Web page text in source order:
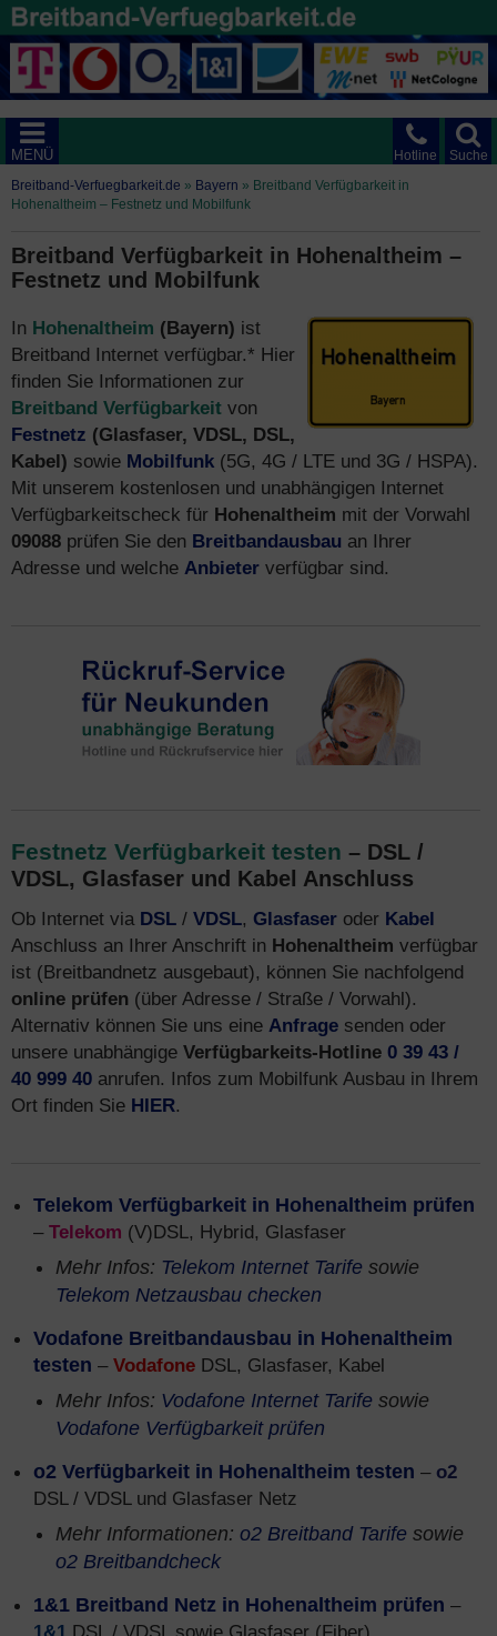
Suche
Hotline
MENÜ
Breitband-Verfuegbarkeit.de » Bayern » Breitband Verfügbarkeit in
Hohenaltheim – Festnetz und Mobilfunk
Breitband Verfügbarkeit in Hohenaltheim –
Festnetz und Mobilfunk
In Hohenaltheim (Bayern) ist
Breitband Internet verfügbar.* Hier
finden Sie Informationen zur
Breitband Verfügbarkeit von
Festnetz (Glasfaser, VDSL, DSL,
Kabel) sowie Mobilfunk (5G, 4G / LTE und 3G / HSPA).
Mit unserem kostenlosen und unabhängigen Internet
Verfügbarkeitscheck für Hohenaltheim mit der Vorwahl
09088 prüfen Sie den Breitbandausbau an Ihrer
Adresse und welche Anbieter verfügbar sind.
Festnetz Verfügbarkeit testen – DSL /
VDSL, Glasfaser und Kabel Anschluss
Ob Internet via DSL / VDSL, Glasfaser oder Kabel
Anschluss an Ihrer Anschrift in Hohenaltheim verfügbar
ist (Breitbandnetz ausgebaut), können Sie nachfolgend
online prüfen (über Adresse / Straße / Vorwahl).
Alternativ können Sie uns eine Anfrage senden oder
unsere unabhängige Verfügbarkeits-Hotline 0 39 43 /
40 999 40 anrufen. Infos zum Mobilfunk Ausbau in Ihrem
Ort finden Sie HIER.
Telekom Verfügbarkeit in Hohenaltheim prüfen
– Telekom (V)DSL, Hybrid, Glasfaser
Mehr Infos: Telekom Internet Tarife sowie
Telekom Netzausbau checken
Vodafone Breitbandausbau in Hohenaltheim
testen – Vodafone DSL, Glasfaser, Kabel
Mehr Infos: Vodafone Internet Tarife sowie
Vodafone Verfügbarkeit prüfen
o2 Verfügbarkeit in Hohenaltheim testen – o2
DSL / VDSL und Glasfaser Netz
Mehr Informationen: o2 Breitband Tarife sowie
o2 Breitbandcheck
1&1 Breitband Netz in Hohenaltheim prüfen –
1&1 DSL / VDSL sowie Glasfaser (Fiber)